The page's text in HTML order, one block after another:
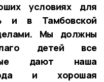
условиях для
и в Тамбовской
Мы должны
детей все
дают наша
и хорошая